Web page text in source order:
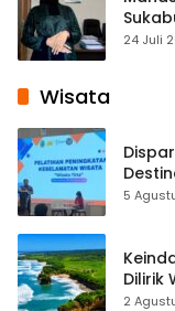
24 Juli
Wisata
5
Dilirik
2